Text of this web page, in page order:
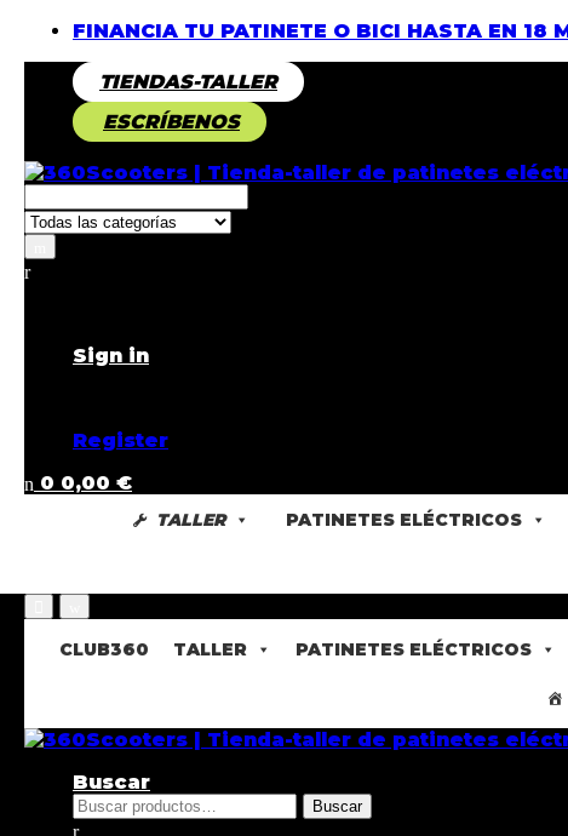
FINANCIA TU PATINETE O BICI HASTA EN 18
TIENDAS-TALLER
ESCRÍBENOS
Sign in
Register
0 0,00 €
TALLER PATINETES ELÉCTRICOS
CLUB360 TALLER PATINETES ELÉCTRICOS
Buscar
Buscar